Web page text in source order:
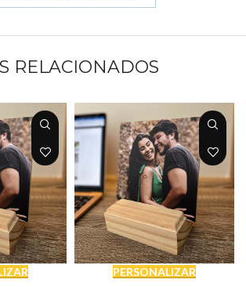
RELACIONADOS
PERSONALIZAR